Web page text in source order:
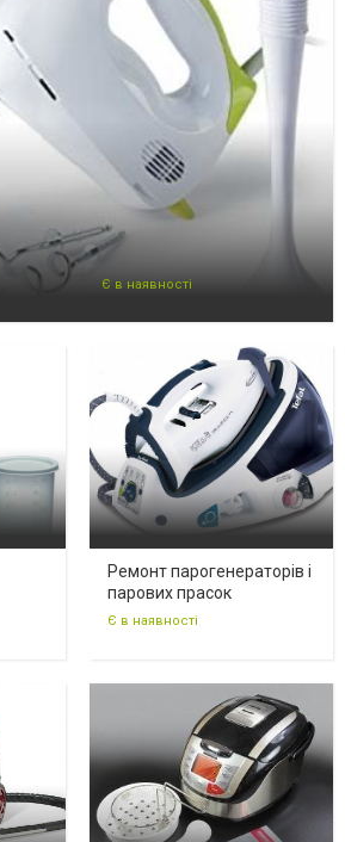
Є в наявності
Ремонт парогенераторів і
парових прасок
Є в наявності